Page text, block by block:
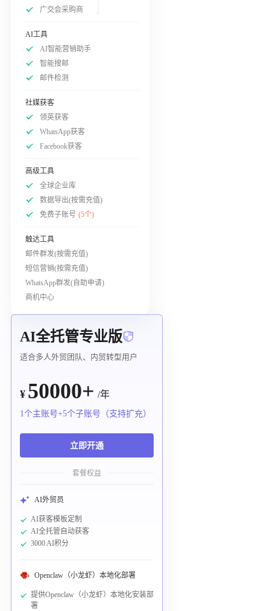
广交会采购商
AI工具
AI智能营销助手
智能搜邮
邮件检测
社媒获客
领英获客
WhatsApp获客
Facebook获客
高级工具
全球企业库
数据导出(按需充值)
免费子账号 (5个)
触达工具
邮件群发(按需充值)
短信营销(按需充值)
WhatsApp群发(自助申请)
商机中心
AI全托管专业版
适合多人外贸团队、内贸转型用户
¥ 50000+ /年
1个主账号+5个子账号（支持扩充）
立即开通
套餐权益
AI外贸员
AI获客模板定制
AI全托管自动获客
3000 AI积分
Openclaw（小龙虾）本地化部署
提供Openclaw（小龙虾）本地化安装部
署